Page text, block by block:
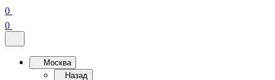
0
0
Москва
Назад